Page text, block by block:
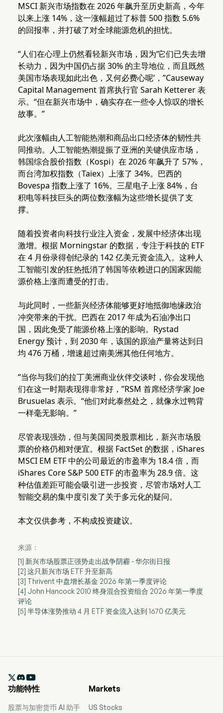
MSCI 新兴市场指数在 2026 年飙升至历史新高，今年
以来上涨 14%，这一涨幅超过了标普 500 指数 5.6%
的回报率，并打破了对全球能源危机的担忧。
“人们在心理上仍然看轻新兴市场，因为‘它们已失去增
长动力，因为中国仍占据 30% 的主导地位，而且既然
美国市场表现如此出色，又何必费心呢’，”Causeway
Capital Management 首席执行官 Sarah Ketterer 表
示。“但在新兴市场中，确实存在一些令人惊叹的增长
故事。”
此次涨幅由人工智能热潮和商品出口经济体的韧性共
同推动。人工智能热潮提振了亚洲的关键供应市场，
韩国综合股价指数（Kospi）在 2026 年飙升了 57%，
而台湾加权指数（Taiex）上涨了 34%。巴西的
Bovespa 指数上涨了 16%。三星电子上涨 84%，台
积电等科技巨头的两位数涨幅为这些增长提供了支
撑。
随着投资者向科技行业注入资金，发展中经济体出现
激增。根据 Morningstar 的数据，专注于科技的 ETF
在 4 月份录得创纪录的 142 亿美元资金流入。这种人
工智能引发的狂热抵消了韩国等依赖进口的国家因能
源价格上涨而遭受的打击。
与此同时，一些新兴经济体能够更好地抵御地缘政治
冲突带来的干扰。巴西在 2017 年成为石油净出口
国，因此免受了能源价格上涨的影响。Rystad
Energy 预计，到 2030 年，该国的原油产量将达到日
均 476 万桶，增速超过南美洲其他任何地方。
“当你与我们的拉丁美洲商业伙伴交谈时，你会发现他
们在这一时期表现得非常好，”RSM 首席经济学家 Joe
Brusuelas 表示。“他们对此泰然处之，就像水过鸭背
一样毫无影响。”
尽管表现强劲，但与美国同类股票相比，新兴市场股
票的价格仍相对便宜。根据 FactSet 的数据，iShares
MSCI EM ETF 中的公司最近的市盈率为 18.4 倍，而
iShares Core S&P 500 ETF 的市盈率为 28.9 倍。这
种估值差距可能会吸引进一步投资，尽管市场对人工
智能交易的集中度引发了关于多元化的疑问。
本文仅供参考，不构成投资建议。
来源：
[1] 新兴市场股票正强势走出战争阴霾 - 华尔街日报
[2] 这只新兴市场 ETF 升至新高
[3] Thrivent 中盘增长基金 2026 年第一季度评论
[4] John Hancock 2010 终身混合投资组合 2026 年第一季度
评论
[5] 半导体涨势推动 4 月 ETF 资金流入达到 1670 亿美元

功能特性
股票与加密货币 AI 助手
Markets
US Stocks